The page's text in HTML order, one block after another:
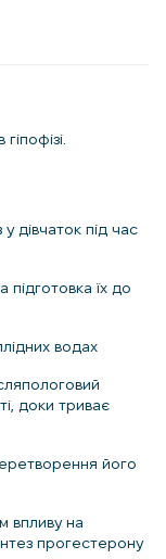
дівчаток під час
підготовка їх до
водах
доки триває
його
впливу на
прогестерону